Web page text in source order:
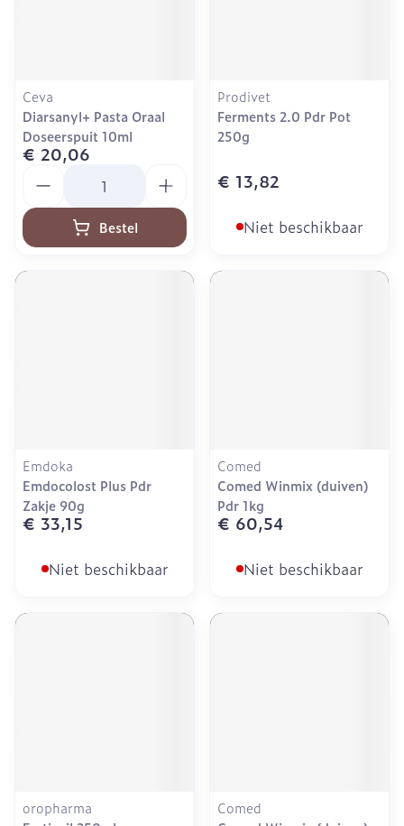
Ceva
Diarsanyl+ Pasta Oraal
Doseerspuit 10ml
€ 20,06
Bestel
Prodivet
Ferments 2.0 Pdr Pot
250g
€ 13,82
Niet beschikbaar
Emdoka
Emdocolost Plus Pdr
Zakje 90g
€ 33,15
Niet beschikbaar
Comed
Comed Winmix (duiven)
Pdr 1kg
€ 60,54
Niet beschikbaar
oropharma
Comed